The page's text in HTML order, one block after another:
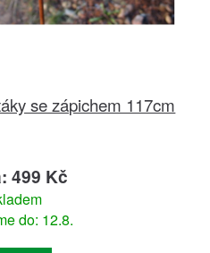
se zápichem 117cm
499 Kč
do: 12.8.